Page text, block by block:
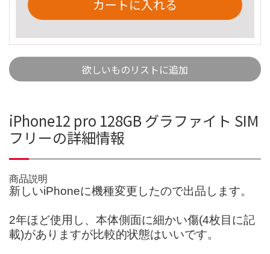
カートに入れる
欲しいものリストに追加
iPhone12 pro 128GB グラファイト SIM
フリーの詳細情報
商品説明
新しいiPhoneに機種変更したので出品します。
2年ほど使用し、本体側面に細かい傷(4枚目に記
載)がありますが比較的状態はいいです。